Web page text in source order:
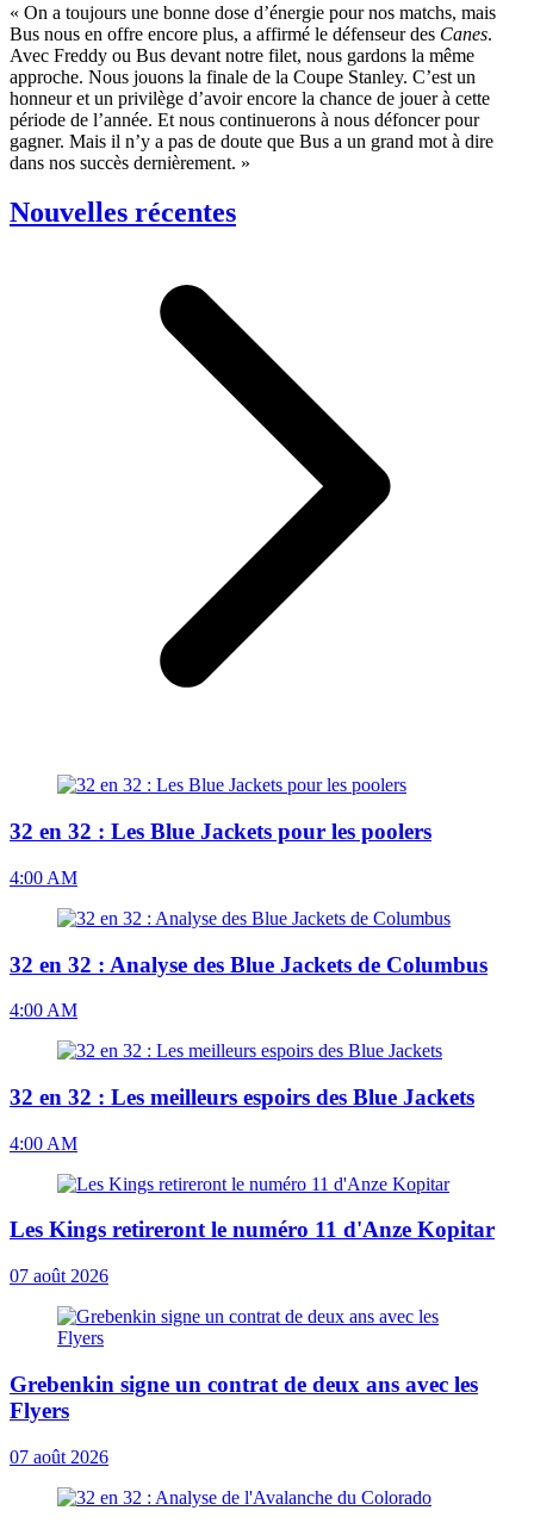
« On a toujours une bonne dose d’énergie pour nos matchs, mais
Bus nous en offre encore plus, a affirmé le défenseur des Canes.
Avec Freddy ou Bus devant notre filet, nous gardons la même
approche. Nous jouons la finale de la Coupe Stanley. C’est un
honneur et un privilège d’avoir encore la chance de jouer à cette
période de l’année. Et nous continuerons à nous défoncer pour
gagner. Mais il n’y a pas de doute que Bus a un grand mot à dire
dans nos succès dernièrement. »
Nouvelles récentes
32 en 32 : Les Blue Jackets pour les poolers
4:00 AM
32 en 32 : Analyse des Blue Jackets de Columbus
4:00 AM
32 en 32 : Les meilleurs espoirs des Blue Jackets
4:00 AM
Les Kings retireront le numéro 11 d'Anze Kopitar
07 août 2026
Grebenkin signe un contrat de deux ans avec les
Flyers
07 août 2026